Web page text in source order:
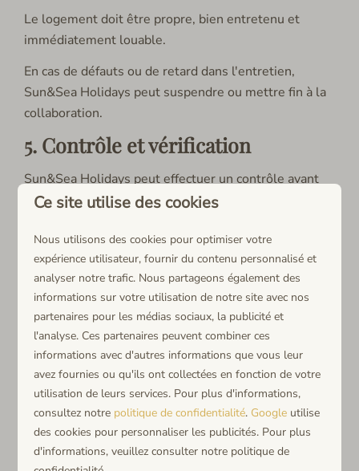
Le logement doit être propre, bien entretenu et
immédiatement louable.
En cas de défauts ou de retard dans l'entretien,
Sun&Sea Holidays peut suspendre ou mettre fin à la
collaboration.
5. Contrôle et vérification
Sun&Sea Holidays peut effectuer un contrôle avant
ou pendant la collaboration afin d'évaluer si le
à la présente politique.
Le propriétaire fournit sur demande des pièces
justificatives, telles qu'un titre de propriété et une
pièce d'identité.
6. Refus ou réévaluation
Sun & Sea Holidays s’efforce de proposer une offre
d’hébergements cohérente et de haute qualité.
Afin de garantir cette qualité, nous nous réservons le
droit de refuser ou de réévaluer des hébergements
lorsqu’ils ne répondent plus aux critères de la
Ce site utilise des cookies
Nous utilisons des cookies pour optimiser votre
expérience utilisateur, fournir du contenu personnalisé et
analyser notre trafic. Nous partageons également des
informations sur votre utilisation de notre site avec nos
partenaires pour les médias sociaux, la publicité et
l'analyse. Ces partenaires peuvent combiner ces
informations avec d'autres informations que vous leur
avez fournies ou qu'ils ont collectées en fonction de votre
utilisation de leurs services. Pour plus d'informations,
consultez notre politique de confidentialité. Google utilise
des cookies pour personnaliser les publicités. Pour plus
d'informations, veuillez consulter notre politique de